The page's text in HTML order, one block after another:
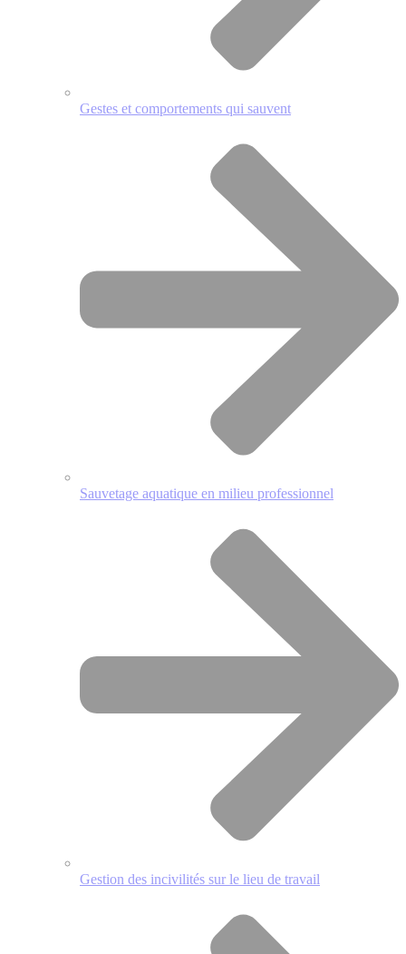
Gestes et comportements qui sauvent
Sauvetage aquatique en milieu professionnel
Gestion des incivilités sur le lieu de travail